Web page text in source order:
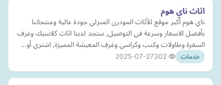
اثاث ناي هوم
ناي هوم أكبر موقع للأثاث المودرن المنزلي جودة عالية ومنتجاتنا
بأفضل الاسعار وسرعة في التوصيل, ستجد لدينا اثاث كلاسيك وغرف
السفرة وطاولات وكنب وكراسي وغرف المعيشة المميزة, اشتري أو…
خدمات 2025-07-27